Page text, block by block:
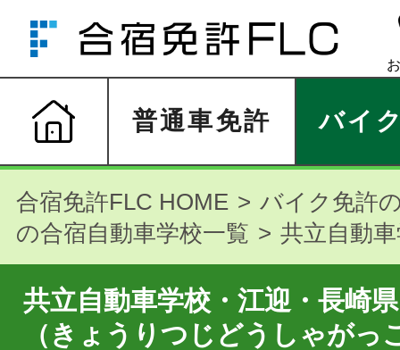
普通車免許 バイ
合宿免許FLC HOME
バイク免許
の合宿自動車学校一覧
共立自動
共立自動車学校・江迎・長崎県
（きょうりつじどうしゃがっ